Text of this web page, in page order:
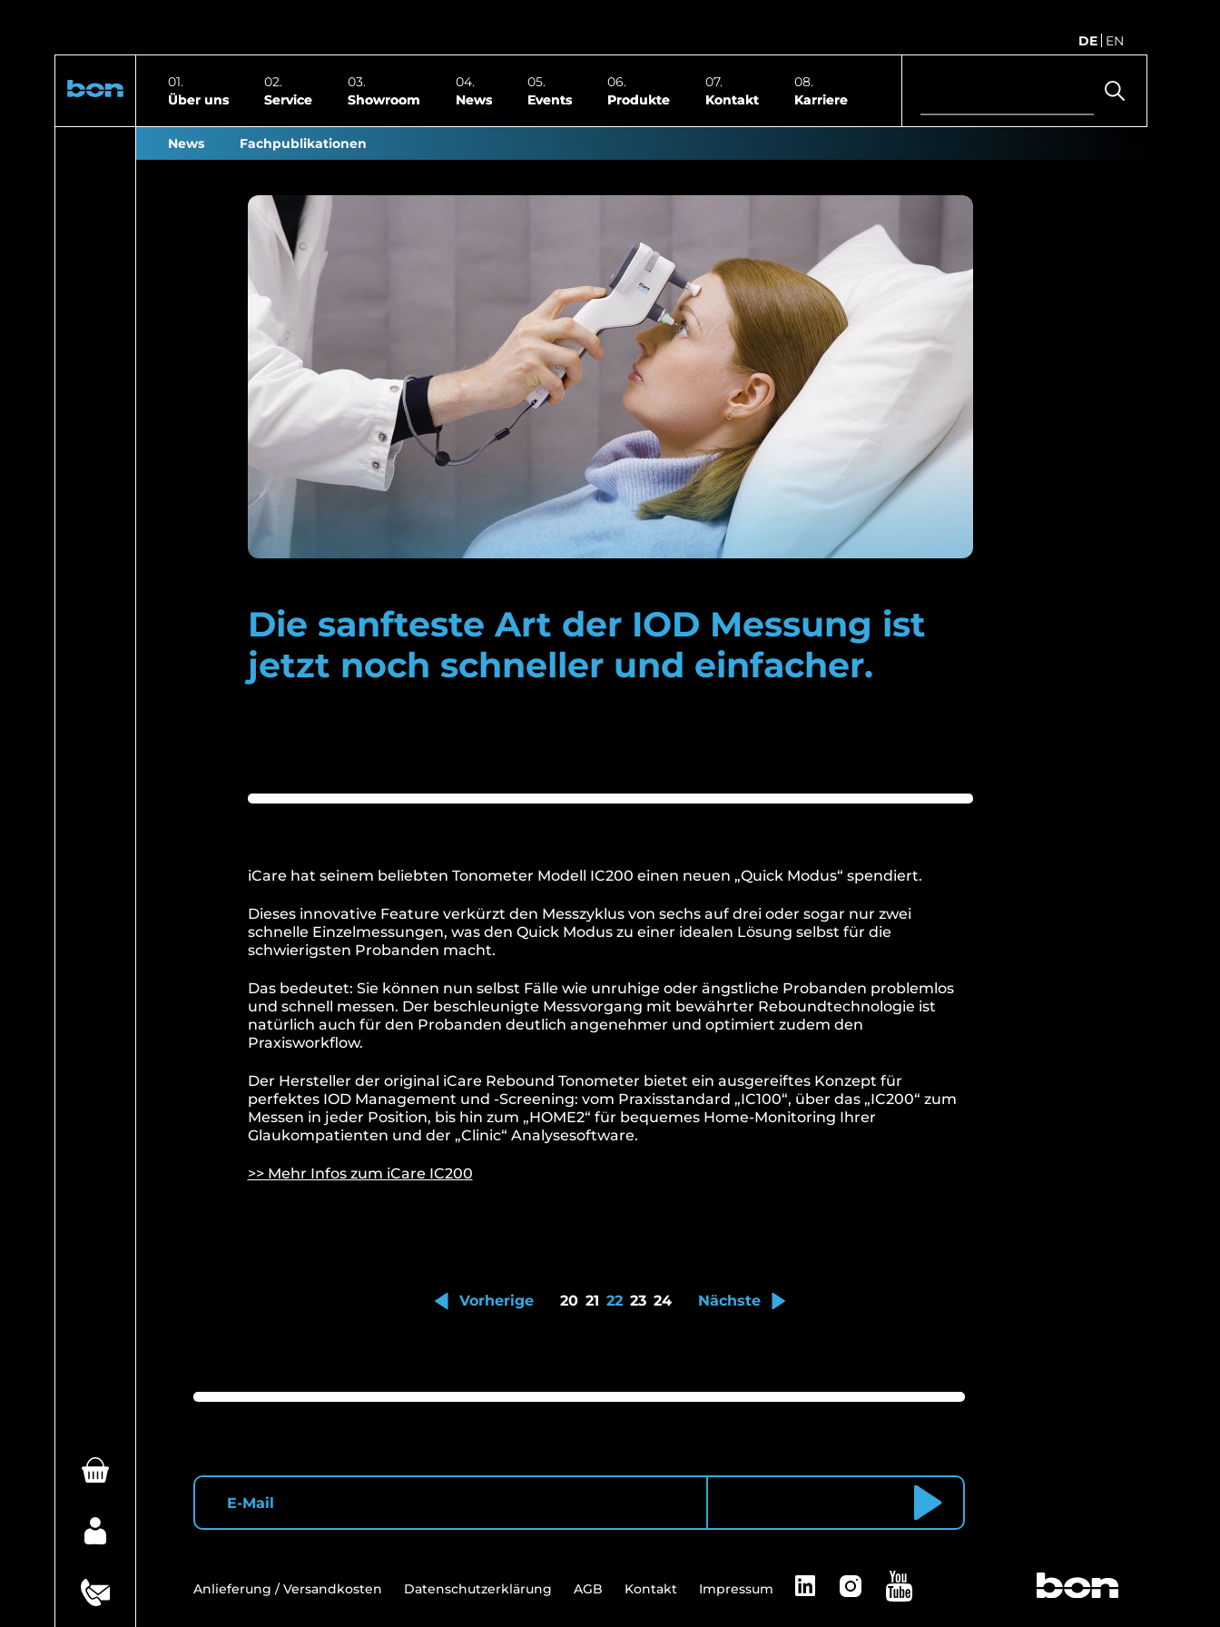
DE EN
Über uns Service Showroom News
News Fachpublikationen
Events Produkte Kontakt Karriere
Die sanfteste Art der IOD Messung ist
jetzt noch schneller und einfacher.
iCare hat seinem beliebten Tonometer Modell IC200 einen neuen „Quick Modus“ spendiert.
Dieses innovative Feature verkürzt den Messzyklus von sechs auf drei oder sogar nur zwei
schnelle Einzelmessungen, was den Quick Modus zu einer idealen Lösung selbst für die
schwierigsten Probanden macht.
Das bedeutet: Sie können nun selbst Fälle wie unruhige oder ängstliche Probanden problemlos
und schnell messen. Der beschleunigte Messvorgang mit bewährter Reboundtechnologie ist
natürlich auch für den Probanden deutlich angenehmer und optimiert zudem den
Praxisworkflow.
Der Hersteller der original iCare Rebound Tonometer bietet ein ausgereiftes Konzept für
perfektes IOD Management und -Screening: vom Praxisstandard „IC100“, über das „IC200“ zum
Messen in jeder Position, bis hin zum „HOME2“ für bequemes Home-Monitoring Ihrer
Glaukompatienten und der „Clinic“ Analysesoftware.
>> Mehr Infos zum iCare IC200
Vorherige 20 21 22 23 24 Nächste
Newsletter abonnieren
Anlieferung / Versandkosten Datenschutzerklärung AGB Kontakt Impressum